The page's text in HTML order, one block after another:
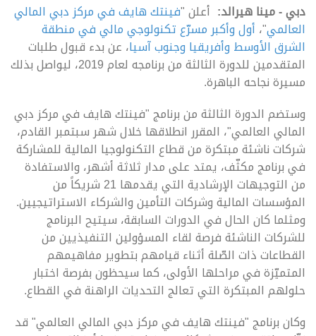
دبي - مينا هيرالد: أعلن "فينتك هايف في مركز دبي المالي
العالمي"،أول وأكبر مسرّع تكنولوجي مالي في منطقة
الشرق الأوسط وأفريقيا وجنوب آسيا، عن بدء قبول طلبات
المتقدمين للدورة الثالثة من برنامجه لعام 2019، ليواصل بذلك
مسيرة نجاحه الباهرة.
وستضم الدورة الثالثة من برنامج "فينتك هايف في مركز دبي
المالي العالمي"، المقرر انطلاقها خلال شهر سبتمبر القادم،
شركات ناشئة مبتكرة من قطاع التكنولوجيا المالية للمشاركة
في برنامج مكثّف، يمتد على مدار ثلاثة أشهر، والاستفادة
من التوجيهات الإرشادية التي يقدمها 21 شريكاً من
المؤسسات المالية وشركات التأمين والشركاء الاستراتيجيين.
ومثلما كان الحال في الدورات السابقة، سيتيح البرنامج
للشركات الناشئة فرصة لقاء المسؤولين التنفيذيين من
القطاعات ذات الصّلة أثناء قيامهم بتطوير مفاهيمهم
المتميّزة في مراحلها الأولى، كما سيحظون بفرصة اختبار
حلولهم المبتكرة التي تعالج التحديات الراهنة في القطاع.
وكان برنامج "فينتك هايف في مركز دبي المالي العالمي" قد